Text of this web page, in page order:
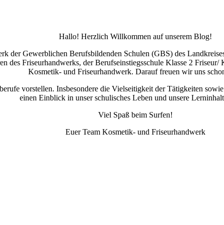
Hallo! Herzlich Willkommen auf unserem Blog!
der Gewerblichen Berufsbildenden Schulen (GBS) des
des Friseurhandwerks, der Berufseinstiegsschule Klasse 2
Kosmetik- und Friseurhandwerk. Darauf freuen wir uns
vorstellen. Insbesondere die Vielseitigkeit der Tätigkeiten
einen Einblick in unser schulisches Leben und unsere
Viel Spaß beim Surfen!
Euer Team Kosmetik- und Friseurhandwerk